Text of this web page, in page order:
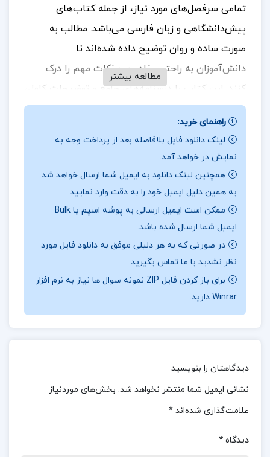
تمامی سرفصل‌های مورد نیاز، از جمله کتاب‌های
پیش‌دانشگاهی و زبان فارسی می‌باشد. مطالب به
صورت ساده و روان توضیح داده شده‌اند تا
دانش‌آموزان به راحتی مفاهیم و نکات مهم را درک
کنند. این کتاب با درسنامه‌های جامع و توضیحات کامل،
به عنوان منبع بی‌نظیر برای آمادگی کنکور شناخته
می‌شود. تمرینات و تست‌های متنوع نیز به دانش‌آموزان
کمک می‌کند تا مهارت‌های خود را تقویت کرده و برای
آزمون‌های کنکور آماده شوند جهت خرید فایل های
بیشترپروژه کده را دنبال کنید.
درباره نویسنده کتاب ادبیات جامع رضا اسماعیلی:رضا
اسماعیلی یک محترم و محب‌المثال ادبیات جامع است
که در زمینه ادبیات فارسی فعالیت دارد. او به خاطر
توجه به ادبیات‌های مختلف و توضیحات جامع و دقیق
جامع” اثر رضا اسماعیلی یکی از منابع معتبر برای آمادگی
کنکور سراسری است. این کتاب تمامی سرفصل‌های مورد
نیاز درس ادبیات فارسی را پوشش می‌دهد و با
مطالعه بیشتر
راهنمای خرید:
لینک دانلود فایل بلافاصله بعد از پرداخت وجه به
نمایش در خواهد آمد.
همچنین لینک دانلود به ایمیل شما ارسال خواهد شد
به همین دلیل ایمیل خود را به دقت وارد نمایید.
ممکن است ایمیل ارسالی به پوشه اسپم یا Bulk
ایمیل شما ارسال شده باشد.
در صورتی که به هر دلیلی موفق به دانلود فایل مورد
نظر نشدید با ما تماس بگیرید.
برای باز کردن فایل ZIP نمونه سوال ها نیاز به نرم افزار
Winrar دارید.
دیدگاهتان را بنویسید
نشانی ایمیل شما منتشر نخواهد شد. بخش‌های موردنیاز
علامت‌گذاری شده‌اند *
دیدگاه *